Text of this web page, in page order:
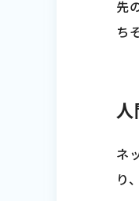
先
ち
ネ
り